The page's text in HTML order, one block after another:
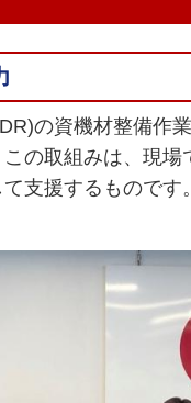
の資機材整備作
の取組みは、現
支援するもので